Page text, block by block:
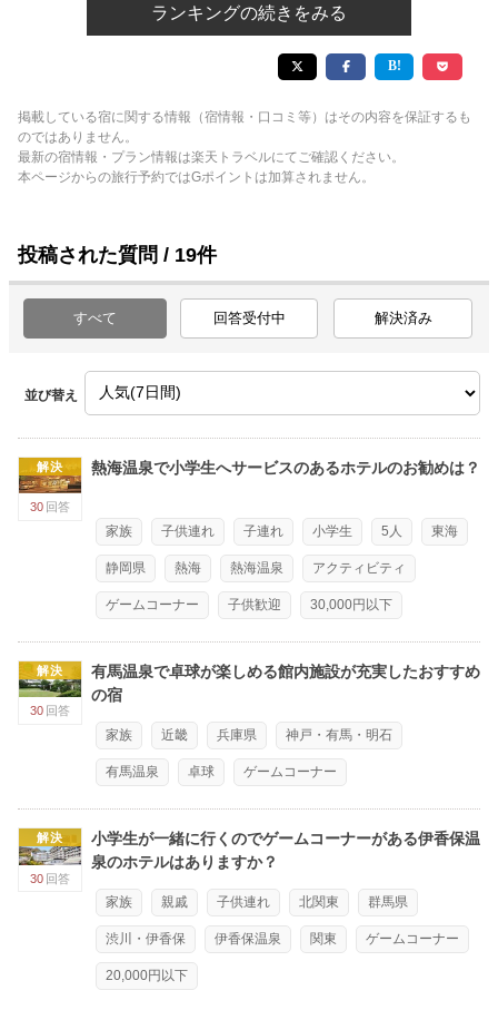
ランキングの続きをみる
掲載している宿に関する情報（宿情報・口コミ等）はその内容を保証するも
のではありません。
最新の宿情報・プラン情報は楽天トラベルにてご確認ください。
本ページからの旅行予約ではGポイントは加算されません。
投稿された質問 / 19件
すべて 回答受付中 解決済み
並び替え
解決
30 回答
熱海温泉で小学生へサービスのあるホテルのお勧めは？
家族 子供連れ 子連れ 小学生 5人 東海
静岡県 熱海 熱海温泉 アクティビティ
ゲームコーナー 子供歓迎 30,000円以下
解決
30 回答
有馬温泉で卓球が楽しめる館内施設が充実したおすすめ
の宿
家族 近畿 兵庫県 神戸・有馬・明石
有馬温泉 卓球 ゲームコーナー
解決
30 回答
小学生が一緒に行くのでゲームコーナーがある伊香保温
泉のホテルはありますか？
家族 親戚 子供連れ 北関東 群馬県
渋川・伊香保 伊香保温泉 関東 ゲームコーナー
20,000円以下